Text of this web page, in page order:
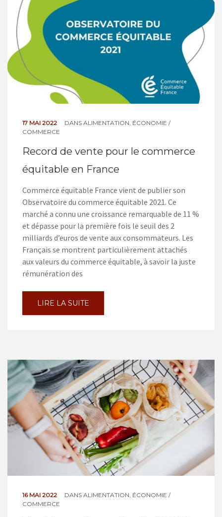
17 MAI 2022 DANS ALIMENTATION ÉCONOMIE /
COMMERCE
Record de vente pour le commerce
équitable en France
Commerce équitable France vient de publier son
Observatoire du commerce équitable 2021. Ce
marché a connu une croissance remarquable de 11 %
et dépasse pour la première fois le seuil des 2
milliards d’euros de vente aux consommateurs. Les
Français se montrent particulièrement attachés
aux valeurs du commerce équitable, à savoir la juste
rémunération des
LIRE LA SUITE
16 MAI 2022 DANS ALIMENTATION, ÉCONOMIE /
COMMERCE